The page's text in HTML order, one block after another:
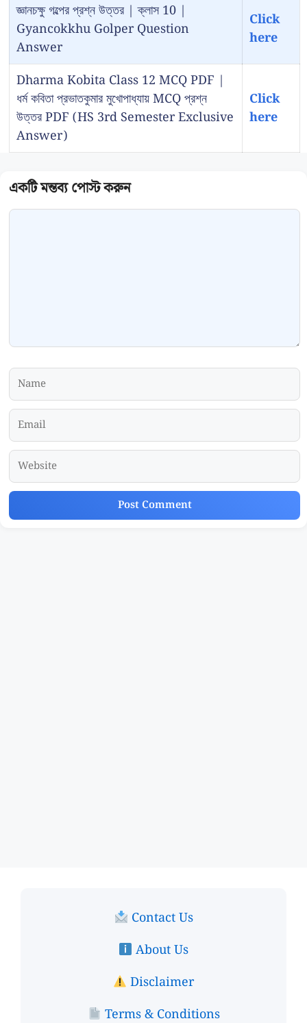
জ্ঞানচক্ষু গল্পের প্রশ্ন উত্তর | ক্লাস 10 |
Gyancokkhu Golper Question
Answer
Click
here
Dharma Kobita Class 12 MCQ PDF |
ধর্ম কবিতা প্রভাতকুমার মুখোপাধ্যায় MCQ প্রশ্ন
উত্তর PDF (HS 3rd Semester Exclusive
Answer)
Click
here
Comment
Name
Email
Website
Contact Us
About Us
Disclaimer
Terms & Conditions